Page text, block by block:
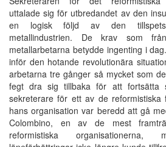
uttalade sig för utbredandet av den
en logisk följd av den
metallindustrien. De krav som
metallarbetarna betydde ingenting i
inför den hotande revolutionära
arbetarna tre gånger så mycket som
fegt dra sig tillbaka för att fortsätta
sekreterare för ett av de reformistiska
hans organisation var beredd att gå
Colombino, en av de mest
reformistiska